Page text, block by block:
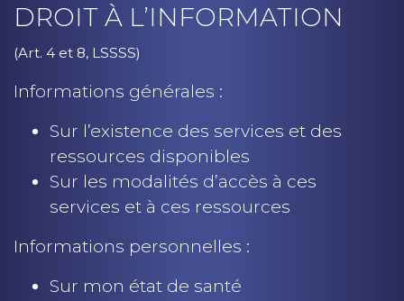
DROIT À L’INFORMATION
(Art. 4 et 8, LSSSS)
Informations générales :
Sur l’existence des services et des
ressources disponibles
Sur les modalités d’accès à ces
services et à ces ressources
Informations personnelles :
Sur mon état de santé